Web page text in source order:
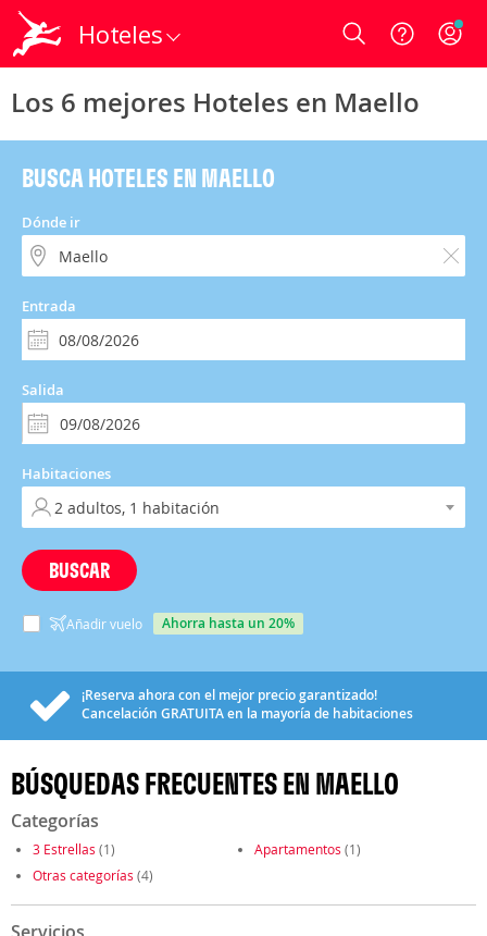
Hoteles Login
Los 6 mejores Hoteles en Maello
BUSCA HOTELES EN MAELLO
Dónde ir
Entrada
Salida
Habitaciones
BUSCAR
Añadir vuelo ahorra hasta un 20%
¡Reserva ahora con el mejor precio garantizado!
Cancelación GRATUITAen la mayoría de habitaciones
BÚSQUEDAS FRECUENTES EN MAELLO
Categorías
3 Estrellas (1) Apartamentos (1)
Otras categorías (4)